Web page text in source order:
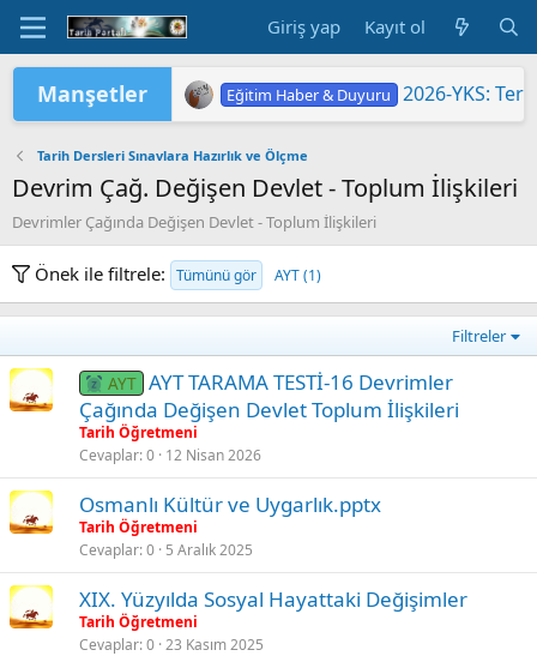
Giriş yap Kayıt ol
Manşetler Eğitim Haber & Duyuru 2026-YKS:
Eğitim Haber & Duyuru
Eğitim Haber & Duyuru
Eğitim Haber & Duyuru
TÜRKİYE YÜZYILI MAARİF
Eğitim Haber & Duyuru
2026 Yükseköğretim Kurumları
Eğitim Haber & Duyuru
Eğitim Haber & Duyuru
2026 HAZİRAN DÖNEMİ MESLEKİ
Tarih Dersleri Sınavlara Hazırlık ve Ölçme
Devrim Çağ. Değişen Devlet - Toplum İlişkileri
Devrimler Çağında Değişen Devlet - Toplum İlişkileri
Önek ile filtrele: Tümünü gör AYT (1)
Filtreler
AYT AYT TARAMA TESTİ-16 Devrimler
Çağında Değişen Devlet Toplum İlişkileri
Tarih Öğretmeni
Cevaplar 0 12 Nisan 2026
Osmanlı Kültür ve Uygarlık.pptx
Tarih Öğretmeni
Cevaplar 0 5 Aralık 2025
XIX. Yüzyılda Sosyal Hayattaki Değişimler
Tarih Öğretmeni
Cevaplar 0 23 Kasım 2025